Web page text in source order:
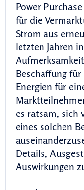
Power
für die
Strom aus
letzten Jahren
Beschaffung
Energien für
es ratsam, sich
eines solchen
Details,
Auswirkungen